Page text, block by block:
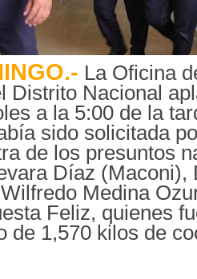
La Oficina
Distrito Nacional
a la 5:00 de la
sido solicitada
de los presuntos
Díaz (Maconi),
Medina
Feliz, quienes
de 1,570 kilos de